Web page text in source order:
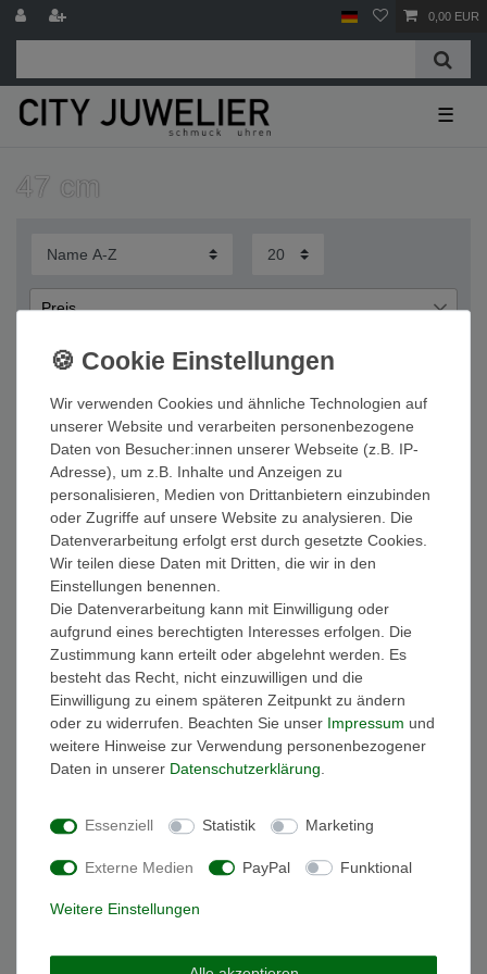
0,00 EUR
☰
47 cm
Preis
― €
Übernehmen
Wichtige Informationen
FAQ Funkuhren
Wasserdichtheit
Geschenkverpackung
Batterieentsorgung
Zahlung
Versand
Sicher und Bequem bezahlen
Schneller und sicherer Versand
Wir verwenden Cookies und ähnliche Technologien auf
unserer Website und verarbeiten personenbezogene
Daten von Besucher:innen unserer Webseite (z.B. IP-
Adresse), um z.B. Inhalte und Anzeigen zu
personalisieren, Medien von Drittanbietern einzubinden
oder Zugriffe auf unsere Website zu analysieren. Die
Datenverarbeitung erfolgt erst durch gesetzte Cookies.
Wir teilen diese Daten mit Dritten, die wir in den
Einstellungen benennen.
Die Datenverarbeitung kann mit Einwilligung oder
aufgrund eines berechtigten Interesses erfolgen. Die
Zustimmung kann erteilt oder abgelehnt werden. Es
besteht das Recht, nicht einzuwilligen und die
Einwilligung zu einem späteren Zeitpunkt zu ändern
oder zu widerrufen. Beachten Sie unser Impressum und
weitere Hinweise zur Verwendung personenbezogener
Daten in unserer Daten­schutz­erklärung
Essenziell Statistik Marketing
Externe Medien PayPal Funktional
Weitere Einstellungen